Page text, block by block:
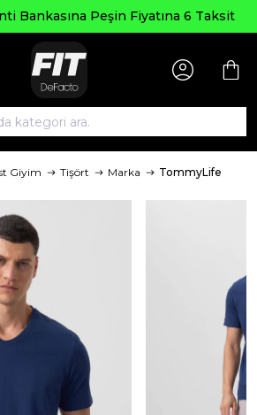
Bankasına Peşin Fiyatına 6 Taksit
Giyim Tişört Marka TommyLife